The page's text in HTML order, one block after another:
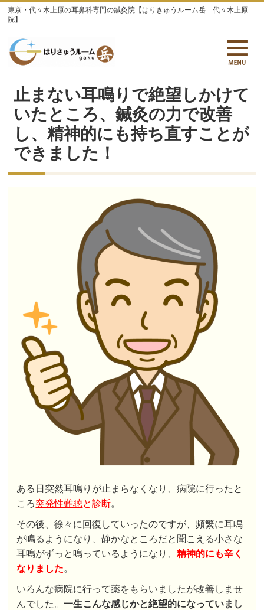
東京・代々木上原の耳鼻科専門の鍼灸院【はりきゅうルーム岳 代々木上原
院】
止まない耳鳴りで絶望しかけて
いたところ、鍼灸の力で改善
し、精神的にも持ち直すことが
できました！
ある日突然耳鳴りが止まらなくなり、病院に行ったと
ころ突発性難聴と診断。
その後、徐々に回復していったのですが、頻繁に耳鳴
が鳴るようになり、静かなところだと聞こえる小さな
耳鳴がずっと鳴っているようになり、精神的にも辛く
なりました。
いろんな病院に行って薬をもらいましたが改善しませ
んでした。一生こんな感じかと絶望的になっていまし